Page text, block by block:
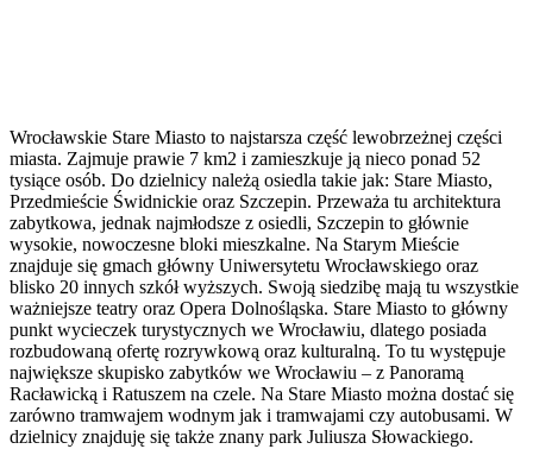
Wrocławskie Stare Miasto to najstarsza część lewobrzeżnej części
miasta. Zajmuje prawie 7 km2 i zamieszkuje ją nieco ponad 52
tysiące osób. Do dzielnicy należą osiedla takie jak: Stare Miasto,
Przedmieście Świdnickie oraz Szczepin. Przeważa tu architektura
zabytkowa, jednak najmłodsze z osiedli, Szczepin to głównie
wysokie, nowoczesne bloki mieszkalne. Na Starym Mieście
znajduje się gmach główny Uniwersytetu Wrocławskiego oraz
blisko 20 innych szkół wyższych. Swoją siedzibę mają tu wszystkie
ważniejsze teatry oraz Opera Dolnośląska. Stare Miasto to główny
punkt wycieczek turystycznych we Wrocławiu, dlatego posiada
rozbudowaną ofertę rozrywkową oraz kulturalną. To tu występuje
największe skupisko zabytków we Wrocławiu – z Panoramą
Racławicką i Ratuszem na czele. Na Stare Miasto można dostać się
zarówno tramwajem wodnym jak i tramwajami czy autobusami. W
dzielnicy znajduję się także znany park Juliusza Słowackiego.